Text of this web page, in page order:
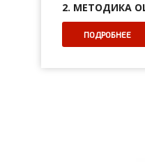
2. МЕТОДИКА
ПОДРОБНЕЕ